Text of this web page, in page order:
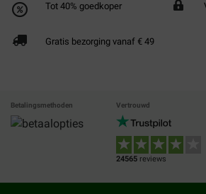
Tot 40% goedkoper
Gratis bezorging vanaf € 49
Betalingsmethoden Vertrouwd
24565 reviews